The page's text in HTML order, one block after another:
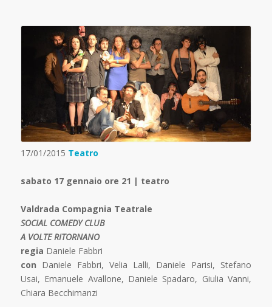
17/01/2015 Teatro
sabato 17 gennaio ore 21 | teatro
Valdrada Compagnia Teatrale
SOCIAL COMEDY CLUB
A VOLTE RITORNANO
regia Daniele Fabbri
con Daniele Fabbri, Velia Lalli, Daniele Parisi, Stefano
Usai, Emanuele Avallone, Daniele Spadaro, Giulia Vanni,
Chiara Becchimanzi